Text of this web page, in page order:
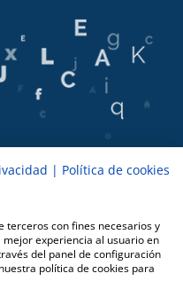
| Política de cookies
terceros con fines necesarios y
experiencia al usuario en
del panel de configuración
política de cookies para